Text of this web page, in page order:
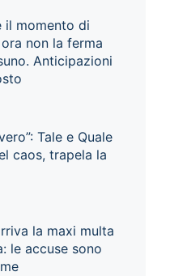
il momento di
non la ferma
Anticipazioni
Tale e Quale
caos, trapela la
la maxi multa
le accuse sono